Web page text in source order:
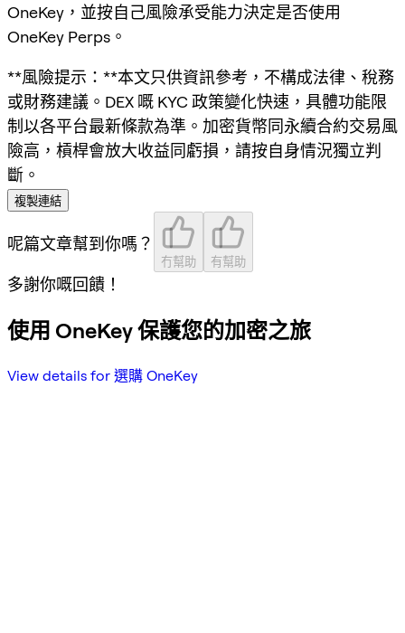
OneKey，並按自己風險承受能力決定是否使用
OneKey Perps。
**風險提示：**本文只供資訊參考，不構成法律、稅務
或財務建議。DEX 嘅 KYC 政策變化快速，具體功能限
制以各平台最新條款為準。加密貨幣同永續合約交易風
險高，槓桿會放大收益同虧損，請按自身情況獨立判
斷。
複製連結
呢篇文章幫到你嗎？
冇幫助 有幫助
多謝你嘅回饋！
使用 OneKey 保護您的加密之旅
View details for 選購 OneKey